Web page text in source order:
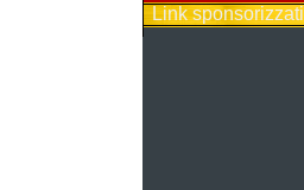
Link sponsorizzati